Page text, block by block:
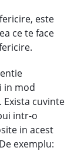
este
ce te face
in mod
Exista cuvinte
intr-o
in acest
exemplu: